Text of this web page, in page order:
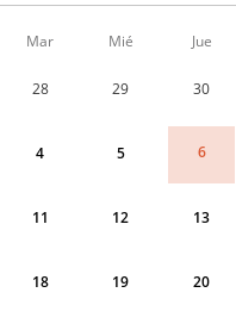
Mar Mié Jue
28 29 30
4 5 6
11 12 13
18 19 20